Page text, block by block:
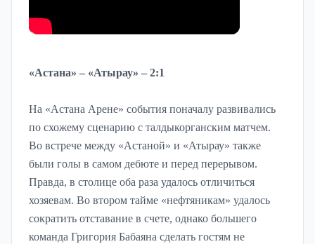
«Астана» – «Атырау» ­– 2:1
На «Астана Арене» события поначалу развивались
по схожему сценарию с талдыкорганским матчем.
Во встрече между «Астаной» и «Атырау» также
были голы в самом дебюте и перед перерывом.
Правда, в столице оба раза удалось отличиться
хозяевам. Во втором тайме «нефтяникам» удалось
сократить отставание в счете, однако большего
команда Григория Бабаяна сделать гостям не